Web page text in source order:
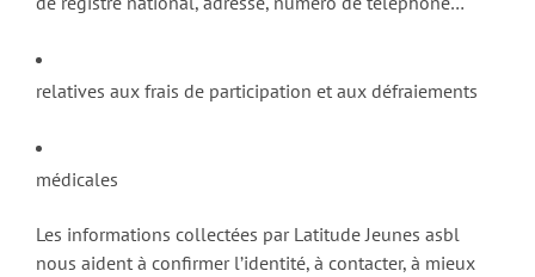
relatives aux frais de participation et aux défraiements
médicales
Les informations collectées par Latitude Jeunes asbl
nous aident à confirmer l’identité, à contacter, à mieux